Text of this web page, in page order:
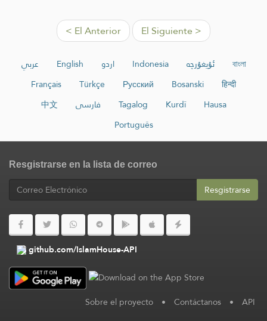
< El Anterior El Siguiente >
عربي English اردو Indonesia ئۇيغۇرچە
বাংলা
Français
Türkçe Русский Bosanski
हिन्दी
中文
فارسی Tagalog Kurdî
Hausa
Português
Resgistrarse en la lista de correo
Resgistrarse
github.com/IslamHouse-API
Sobre el proyecto • Contáctanos • API